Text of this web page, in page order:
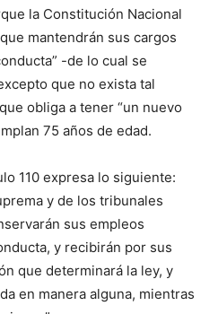
la Constitución Nacional
mantendrán sus cargos
-de lo cual se
que no exista tal
obliga a tener “un nuevo
75 años de edad.
110 expresa lo siguiente:
y de los tribunales
sus empleos
y recibirán por sus
que determinará la ley, y
en manera alguna, mientras